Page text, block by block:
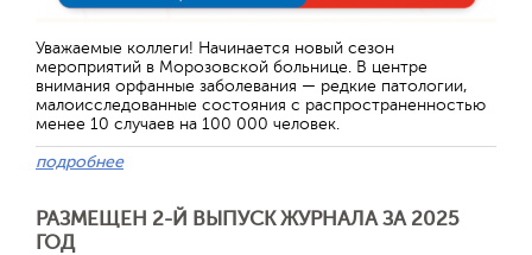
Уважаемые коллеги! Начинается новый сезон
мероприятий в Морозовской больнице. В центре
внимания орфанные заболевания — редкие патологии,
малоисследованные состояния с распространенностью
менее 10 случаев на 100 000 человек.
подробнее
РАЗМЕЩЕН 2-Й ВЫПУСК ЖУРНАЛА ЗА 2025
ГОД